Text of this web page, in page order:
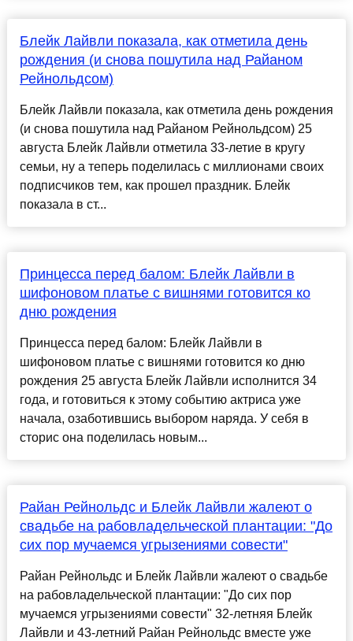
Блейк Лайвли показала, как отметила день
рождения (и снова пошутила над Райаном
Рейнольдсом)
Блейк Лайвли показала, как отметила день рождения
(и снова пошутила над Райаном Рейнольдсом) 25
августа Блейк Лайвли отметила 33-летие в кругу
семьи, ну а теперь поделилась с миллионами своих
подписчиков тем, как прошел праздник. Блейк
показала в ст...
Принцесса перед балом: Блейк Лайвли в
шифоновом платье с вишнями готовится ко
дню рождения
Принцесса перед балом: Блейк Лайвли в
шифоновом платье с вишнями готовится ко дню
рождения 25 августа Блейк Лайвли исполнится 34
года, и готовиться к этому событию актриса уже
начала, озаботившись выбором наряда. У себя в
сторис она поделилась новым...
Райан Рейнольдс и Блейк Лайвли жалеют о
свадьбе на рабовладельческой плантации: "До
сих пор мучаемся угрызениями совести"
Райан Рейнольдс и Блейк Лайвли жалеют о свадьбе
на рабовладельческой плантации: "До сих пор
мучаемся угрызениями совести" 32-летняя Блейк
Лайвли и 43-летний Райан Рейнольдс вместе уже